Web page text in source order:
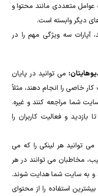
متعددی مانند محتوا و
دیگر وابسته است.
آپارات سه ویژگی مهم را در
می‌ توانید در پایان
خاصی را انجام دهند، مثلاً
شما مراجعه کنند و غیره.
و فعالیت کاربران را
می‌ توانید هر لینکی را که می‌
مخاطبان می‌ توانند در هر
و به سایت شما هدایت شوند.
استفاده را از محتوای